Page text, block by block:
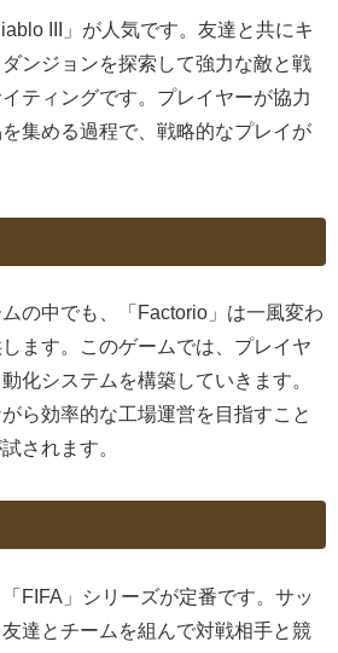
III」が人気です。友達と共にキ
ンジョンを探索して強力な敵と戦
ティングです。プレイヤーが協力
集める過程で、戦略的なプレイが
の中でも、「Factorio」は一風変わ
ます。このゲームでは、プレイヤ
化システムを構築していきます。
ら効率的な工場運営を目指すこと
されます。
FIFA」シリーズが定番です。サッ
達とチームを組んで対戦相手と競